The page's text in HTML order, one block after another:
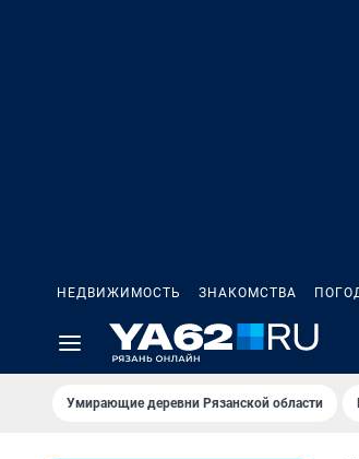
НЕДВИЖИМОСТЬ ЗНАКОМСТВА
Умирающие деревни Рязанской области